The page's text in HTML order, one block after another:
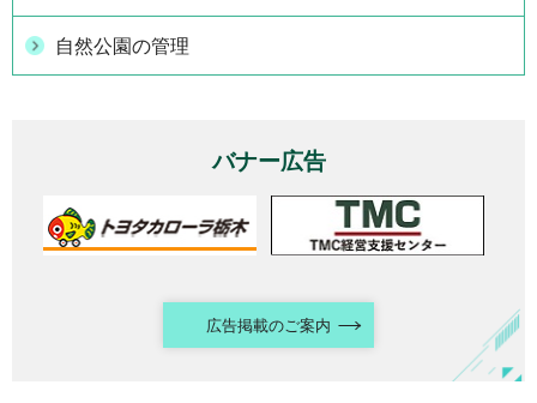
自然公園の管理
バナー広告
広告掲載のご案内